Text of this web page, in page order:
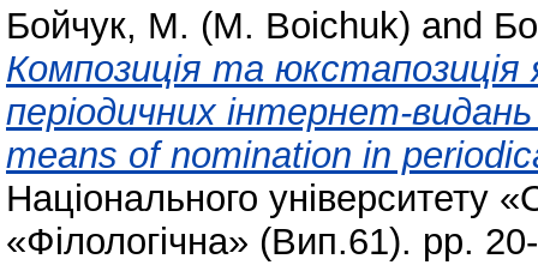
Бойчук, М. (M. Boichuk) and
Композиція та юкстапозиція
періодичних інтернет-
means of nomination in
Національного університету
«Філологічна» (Вип.61). pp.